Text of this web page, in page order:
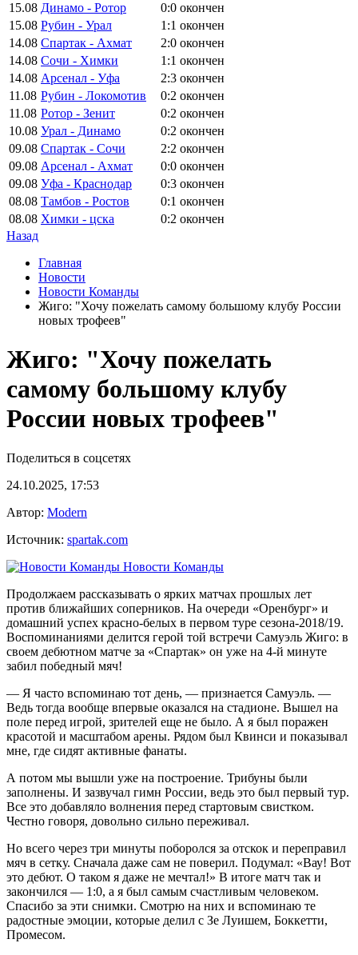
15.08 Динамо - Ротор 0:0 окончен
15.08 Рубин - Урал 1:1 окончен
14.08 Спартак - Ахмат 2:0 окончен
14.08 Сочи - Химки 1:1 окончен
14.08 Арсенал - Уфа 2:3 окончен
11.08 Рубин - Локомотив 0:2 окончен
11.08 Ротор - Зенит 0:2 окончен
10.08 Урал - Динамо 0:2 окончен
09.08 Спартак - Сочи 2:2 окончен
09.08 Арсенал - Ахмат 0:0 окончен
09.08 Уфа - Краснодар 0:3 окончен
08.08 Тамбов - Ростов 0:1 окончен
08.08 Химки - цска 0:2 окончен
Назад
Главная
Новости
Новости Команды
Жиго: "Хочу пожелать самому большому клубу России
новых трофеев"
Жиго: "Хочу пожелать
самому большому клубу
России новых трофеев"
Поделиться в соцсетях
24.10.2025, 17:53
Автор: Modern
Источник: spartak.com
Новости Команды
Продолжаем рассказывать о ярких матчах прошлых лет
против ближайших соперников. На очереди «Оренбург» и
домашний успех красно-белых в первом туре сезона-2018/19.
Воспоминаниями делится герой той встречи Самуэль Жиго: в
своем дебютном матче за «Спартак» он уже на 4-й минуте
забил победный мяч!
— Я часто вспоминаю тот день, — признается Самуэль. —
Ведь тогда вообще впервые оказался на стадионе. Вышел на
поле перед игрой, зрителей еще не было. А я был поражен
красотой и масштабом арены. Рядом был Квинси и показывал
мне, где сидят активные фанаты.
А потом мы вышли уже на построение. Трибуны были
заполнены. И зазвучал гимн России, ведь это был первый тур.
Все это добавляло волнения перед стартовым свистком.
Честно говоря, довольно сильно переживал.
Но всего через три минуты поборолся за отскок и переправил
мяч в сетку. Сначала даже сам не поверил. Подумал: «Вау! Вот
это дебют. О таком я даже не мечтал!» В итоге матч так и
закончился — 1:0, а я был самым счастливым человеком.
Спасибо за эти снимки. Смотрю на них и вспоминаю те
радостные эмоции, которые делил с Зе Луишем, Боккетти,
Промесом.